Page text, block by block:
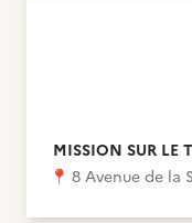
MISSION SUR LE
📍 8 Avenue de la